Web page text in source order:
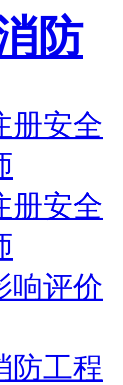
防
册安全
册安全
响评价
防工程